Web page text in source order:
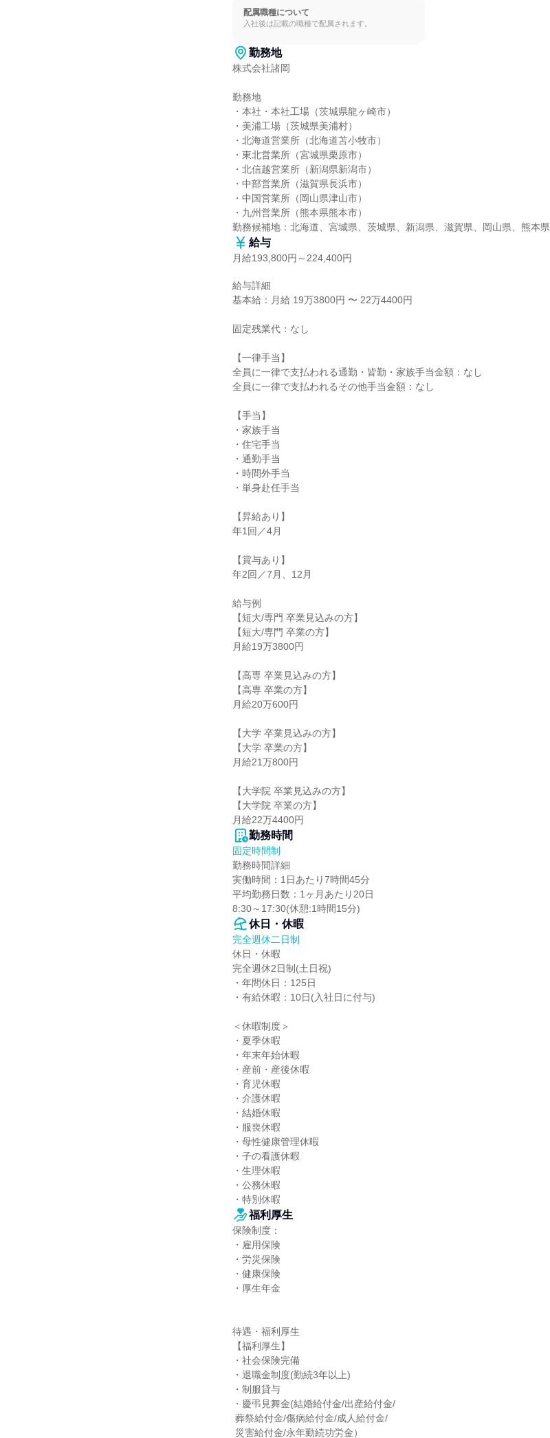
配属職種について
入社後は記載の職種で配属されます。
勤務地
株式会社諸岡
勤務地
・本社・本社工場（茨城県龍ヶ崎市）
・美浦工場（茨城県美浦村）
・北海道営業所（北海道苫小牧市）
・東北営業所（宮城県栗原市）
・北信越営業所（新潟県新潟市）
・中部営業所（滋賀県長浜市）
・中国営業所（岡山県津山市）
・九州営業所（熊本県熊本市）
勤務候補地：北海道、宮城県、茨城県、新潟県、滋賀県、岡山県、熊本県
給与
月給193,800円～224,400円
給与詳細
基本給：月給 19万3800円 〜 22万4400円
固定残業代：なし
【一律手当】
全員に一律で支払われる通勤・皆勤・家族手当金額：なし
全員に一律で支払われるその他手当金額：なし
【手当】
・家族手当
・住宅手当
・通勤手当
・時間外手当
・単身赴任手当
【昇給あり】
年1回／4月
【賞与あり】
年2回／7月、12月
給与例
【短大/専門 卒業見込みの方】
【短大/専門 卒業の方】
月給19万3800円
【高専 卒業見込みの方】
【高専 卒業の方】
月給20万600円
【大学 卒業見込みの方】
【大学 卒業の方】
月給21万800円
【大学院 卒業見込みの方】
【大学院 卒業の方】
月給22万4400円
勤務時間
固定時間制
勤務時間詳細
実働時間：1日あたり7時間45分
平均勤務日数：1ヶ月あたり20日
8:30～17:30(休憩:1時間15分)
休日・休暇
完全週休二日制
休日・休暇
完全週休2日制(土日祝)
・年間休日：125日
・有給休暇：10日(入社日に付与)
＜休暇制度＞
・夏季休暇
・年末年始休暇
・産前・産後休暇
・育児休暇
・介護休暇
・結婚休暇
・服喪休暇
・母性健康管理休暇
・子の看護休暇
・生理休暇
・公務休暇
・特別休暇
福利厚生
保険制度：
・雇用保険
・労災保険
・健康保険
・厚生年金
待遇・福利厚生
【福利厚生】
・社会保険完備
・退職金制度(勤続3年以上)
・制服貸与
・慶弔見舞金(結婚給付金/出産給付金/